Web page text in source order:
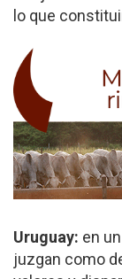
lo que
Uruguay: en
juzgan como